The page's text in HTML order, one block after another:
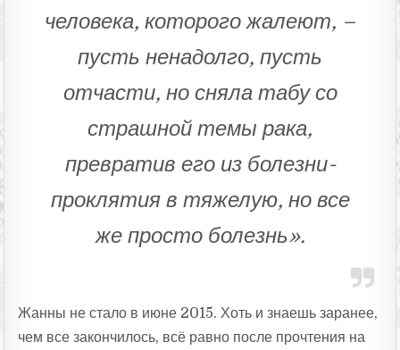
человека, которого жалеют, –
пусть ненадолго, пусть
отчасти, но сняла табу со
страшной темы рака,
превратив его из болезни-
проклятия в тяжелую, но все
же просто болезнь».
Жанны не стало в июне 2015. Хоть и знаешь заранее,
чем все закончилось, всё равно после прочтения на